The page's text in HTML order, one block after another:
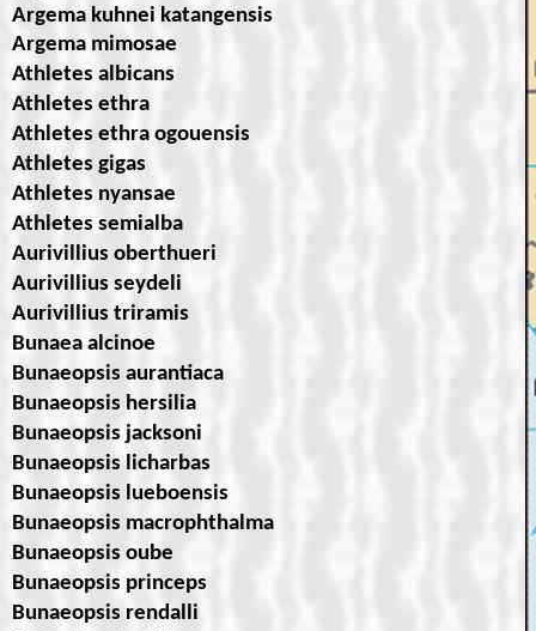
Argema kuhnei katangensis
Argema mimosae
Athletes albicans
Athletes ethra
Athletes ethra ogouensis
Athletes gigas
Athletes nyansae
Athletes semialba
Aurivillius oberthueri
Aurivillius seydeli
Aurivillius triramis
Bunaea alcinoe
Bunaeopsis aurantiaca
Bunaeopsis hersilia
Bunaeopsis jacksoni
Bunaeopsis licharbas
Bunaeopsis lueboensis
Bunaeopsis macrophthalma
Bunaeopsis oube
Bunaeopsis princeps
Bunaeopsis rendalli